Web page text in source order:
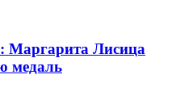
Маргарита Лисица
медаль